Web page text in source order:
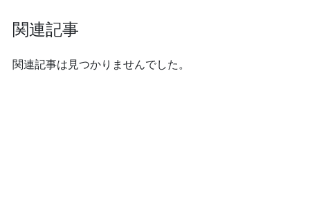
関連記事
関連記事は見つかりませんでした。